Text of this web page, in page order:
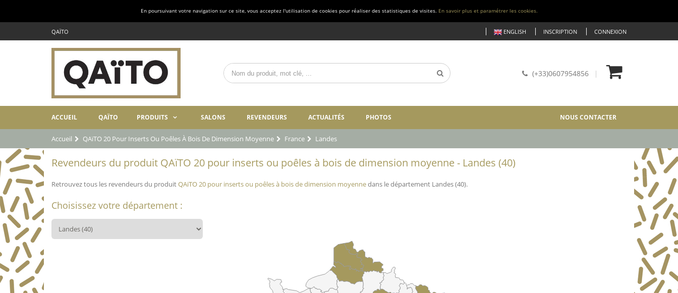
En poursuivant votre navigation sur ce site, vous acceptez l'utilisation de cookies pour réaliser des statistiques de visites. En savoir plus et paramétrer les cookies.
QAÏTO ENGLISH INSCRIPTION CONNEXION
(+33)0607954856
ACCUEIL QAÏTO PRODUITS SALONS REVENDEURS ACTUALITÉS PHOTOS NOUS CONTACTER
Accueil QAïTO 20 Pour Inserts Ou Poêles À Bois De Dimension Moyenne France Landes
Revendeurs du produit QAïTO 20 pour inserts ou poêles à bois de dimension moyenne - Landes (40)
Retrouvez tous les revendeurs du produitQAïTO 20 pour inserts ou poêles à bois de dimension moyennedans le département Landes (40).
Choisissez votre département :